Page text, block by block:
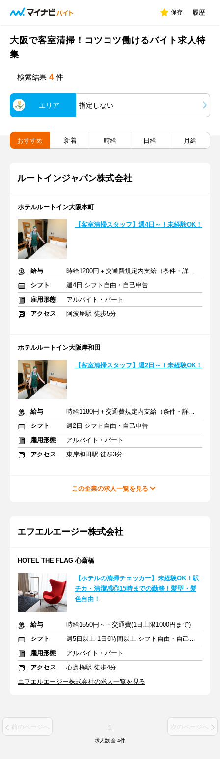
保存 履歴
大阪で客室清掃！コツコツ働けるバイト求人特
集
検索結果 4 件
エリア 指定しない
おすすめ 新着 時給 日給 月給
ルートインジャパン株式会社
ホテルルートイン大阪本町
【客室清掃スタッフ】週4日～！未経験OK！
給与
時給1200円＋交通費規定内支給（条件・詳細は面接にて）
シフト
週4日 シフト自由・自己申告
雇用形態
アルバイト・パート
アクセス
阿波座駅 徒歩5分
ホテルルートイン大阪岸和田
【客室清掃スタッフ】週2日～！未経験OK！
給与
時給1180円＋交通費規定内支給（条件・詳細は面接にて）
シフト
週2日 シフト自由・自己申告
雇用形態
アルバイト・パート
アクセス
東岸和田駅 徒歩3分
この企業の求人一覧を見る
エフエルエージー株式会社
HOTEL THE FLAG 心斎橋
【ホテルの清掃チェッカー】未経験OK！駅
チカ・清潔感◎15時までの勤務！髪型・髪
色自由！
給与
時給1550円～＋交通費(1日上限1000円まで)
シフト
週5日以上 1日6時間以上 シフト自由・自己申告
雇用形態
アルバイト・パート
アクセス
心斎橋駅 徒歩4分
エフエルエージー株式会社の求人一覧を見る
前のページへ 1 次のページへ
求人数 全 4件